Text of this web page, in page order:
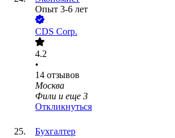
Опыт 3-6 лет
CDS Corp.
4.2
•
14 отзывов
Москва
Фили и еще 3
Откликнуться
Бухгалтер